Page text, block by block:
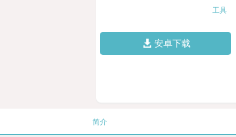
工具
安卓下载
简介